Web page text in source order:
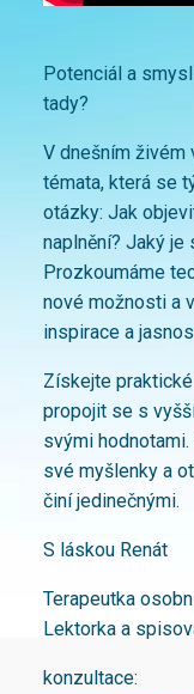
Potenciál a
tady?
V dnešním živém
témata, která se
otázky: Jak
naplnění? Jaký je
Prozkoumáme
nové možnosti a
inspirace a
Získejte
propojit se s
svými
své myšlenky a
činí jedinečnými.
S láskou Renát
Terapeutka
Lektorka a
konzultace: